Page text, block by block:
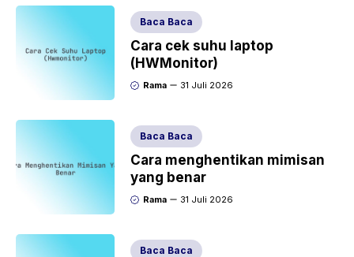
Baca Baca
Cara cek suhu laptop
(HWMonitor)
Rama 31 Juli 2026
Baca Baca
Cara menghentikan mimisan
yang benar
Rama 31 Juli 2026
Baca Baca